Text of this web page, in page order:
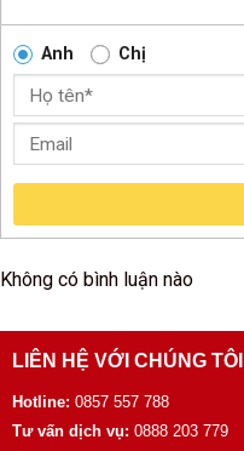
Anh Chị
Không có bình luận nào
LIÊN HỆ VỚI CHÚNG TÔI
Hotline: 0857 557 788
Tư vấn dịch vụ: 0888 203 779